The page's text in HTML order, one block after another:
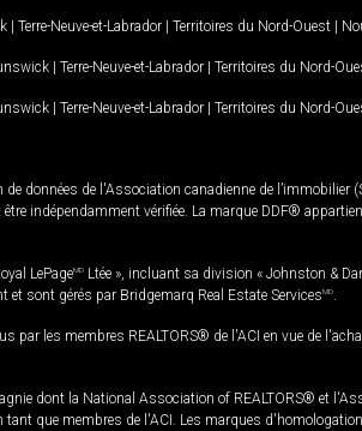
| Terre-Neuve-et-Labrador | Territoires du Nord-Ouest |
| Terre-Neuve-et-Labrador | Territoires du Nord-
| Terre-Neuve-et-Labrador | Territoires du Nord-
données de l'Association canadienne de
indépendamment vérifiée. La marque DDF®
LePageMD Ltée », incluant sa division « Johnston &
sont gérés par Bridgemarq Real Estate ServicesMD
les membres REALTORS® de l'ACI en vue de
dont la National Association of REALTORS® et
que membres de l'ACI. Les marques